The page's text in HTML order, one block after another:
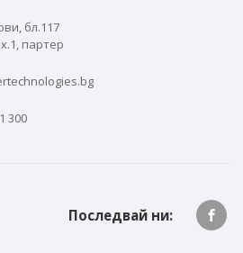
бл.117
партер
300
Последвай ни: